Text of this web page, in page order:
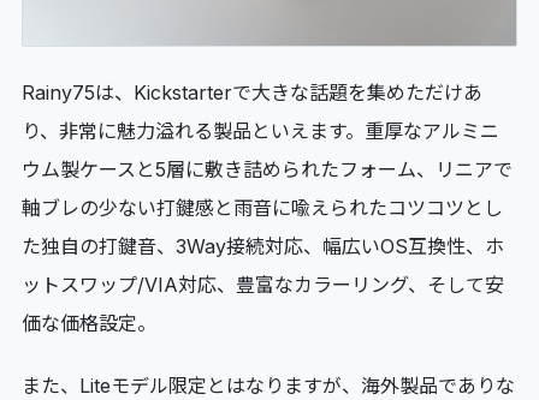
Rainy75は、Kickstarterで大きな話題を集めただけあ
り、非常に魅力溢れる製品といえます。重厚なアルミニ
ウム製ケースと5層に敷き詰められたフォーム、リニアで
軸ブレの少ない打鍵感と雨音に喩えられたコツコツとし
た独自の打鍵音、3Way接続対応、幅広いOS互換性、ホ
ットスワップ/VIA対応、豊富なカラーリング、そして安
価な価格設定。
また、Liteモデル限定とはなりますが、海外製品でありな